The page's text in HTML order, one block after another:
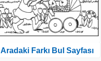
Aradaki Farkı Bul Sayfası